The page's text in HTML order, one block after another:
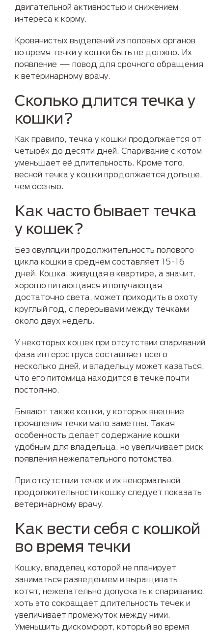
двигательной активностью и снижением
интереса к корму.
Кровянистых выделений из половых органов
во время течки у кошки быть не должно. Их
появление — повод для срочного обращения
к ветеринарному врачу.
Сколько длится течка у
кошки?
Как правило, течка у кошки продолжается от
четырёх до десяти дней. Спаривание с котом
уменьшает её длительность. Кроме того,
весной течка у кошки продолжается дольше,
чем осенью.
Как часто бывает течка
у кошек?
Без овуляции продолжительность полового
цикла кошки в среднем составляет 15-16
дней. Кошка, живущая в квартире, а значит,
хорошо питающаяся и получающая
достаточно света, может приходить в охоту
круглый год, с перерывами между течками
около двух недель.
У некоторых кошек при отсутствии спариваний
фаза интерэструса составляет всего
несколько дней, и владельцу может казаться,
что его питомица находится в течке почти
постоянно.
Бывают также кошки, у которых внешние
проявления течки мало заметны. Такая
особенность делает содержание кошки
удобным для владельца, но увеличивает риск
появления нежелательного потомства.
При отсутствии течек и их ненормальной
продолжительности кошку следует показать
ветеринарному врачу.
Как вести себя с кошкой
во время течки
Кошку, владелец которой не планирует
заниматься разведением и выращивать
котят, нежелательно допускать к спариванию,
хоть это сокращает длительность течек и
увеличивает промежуток между ними.
Уменьшить дискомфорт, который во время